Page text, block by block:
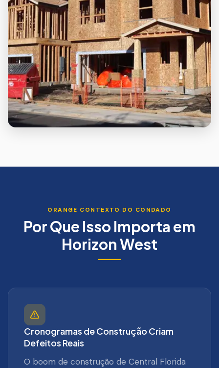
ORANGE CONTEXTO DO CONDADO
Por Que Isso Importa em
Horizon West
Cronogramas de Construção Criam
Defeitos Reais
O boom de construção de Central Florida